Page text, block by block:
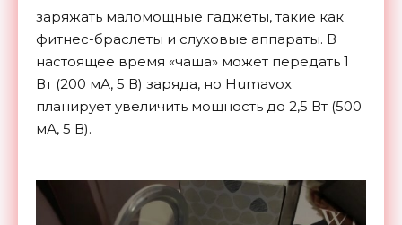
заряжать маломощные гаджеты, такие как
фитнес-браслеты и слуховые аппараты. В
настоящее время «чаша» может передать 1
Вт (200 мА, 5 В) заряда, но Humavox
планирует увеличить мощность до 2,5 Вт (500
мА, 5 В).